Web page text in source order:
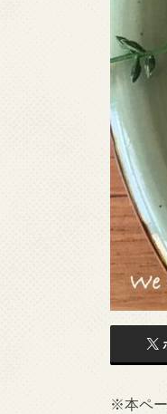
※本ペ